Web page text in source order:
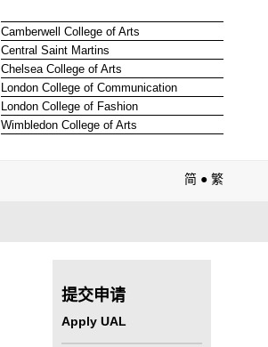
Camberwell College of Arts
Central Saint Martins
Chelsea College of Arts
London College of Communication
London College of Fashion
Wimbledon College of Arts
简 ● 繁
提交申请
Apply UAL